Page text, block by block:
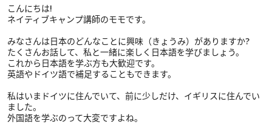
こんにちは!
ネイティブキャンプ講師のモモです。
みなさんは日本のどんなことに興味（きょうみ）がありますか?
たくさんお話して、私と一緒に楽しく日本語を学びましょう。
これから日本語を学ぶ方も大歓迎です。
英語やドイツ語で補足することもできます。
私はいまドイツに住んでいて、前に少しだけ、イギリスに住んでい
ました。
外国語を学ぶのって大変ですよね。